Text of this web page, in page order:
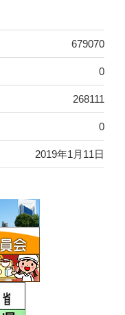
679070
0
268111
0
2019年1月11日